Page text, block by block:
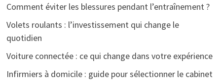
Comment éviter les blessures pendant l’entraînement ?
Volets roulants : l’investissement qui change le
quotidien
Voiture connectée : ce qui change dans votre expérience
Infirmiers à domicile : guide pour sélectionner le cabinet